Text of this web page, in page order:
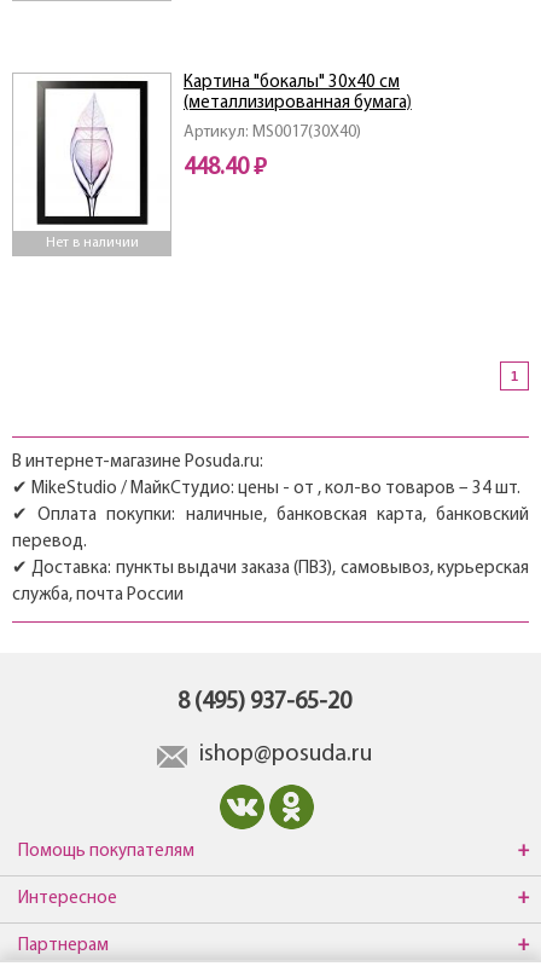
Нет в наличии
Артикул: MS0017(30X40)
Картина "бокалы" 30х40 см
(металлизированная бумага)
448.40 ₽
1
В интернет-магазине Posuda.ru:
✔ MikeStudio / МайкСтудио: цены - от , кол-во товаров – 34 шт.
✔ Оплата покупки: наличные, банковская карта, банковский
перевод.
✔ Доставка: пункты выдачи заказа (ПВЗ), самовывоз, курьерская
служба, почта России
8 (495) 937-65-20
ishop@posuda.ru
Помощь покупателям
Интересное
Партнерам